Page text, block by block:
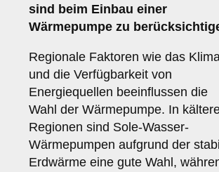
sind beim Einbau einer
Wärmepumpe zu
Regionale Faktoren wie das
und die Verfügbarkeit von
Energiequellen beeinflussen die
Wahl der Wärmepumpe. In
Regionen sind Sole-Wasser-
Wärmepumpen aufgrund der
Erdwärme eine gute Wahl,